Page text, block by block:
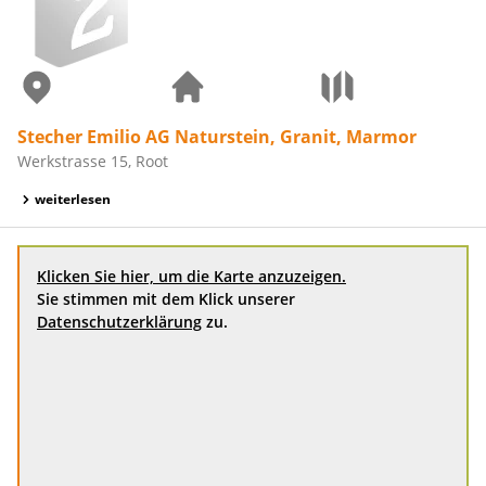
Stecher Emilio AG Naturstein, Granit, Marmor
Werkstrasse 15, Root
weiterlesen
Klicken Sie hier, um die Karte anzuzeigen.
Sie stimmen mit dem Klick unserer
Datenschutzerklärung zu.